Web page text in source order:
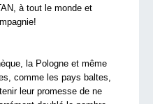
à tout le monde et
la Pologne et même
comme les pays baltes,
leur promesse de ne